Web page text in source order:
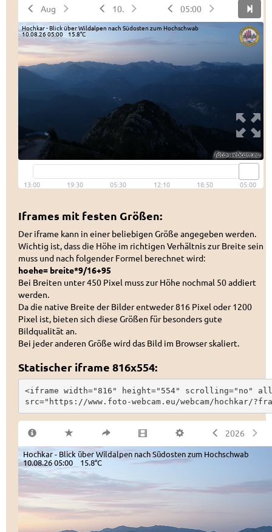
Iframes mit festen Größen:
Der iframe kann in einer beliebigen Größe angegeben werden.
Wichtig ist, dass die Höhe im richtigen Verhältnis zur Breite sein
muss und nach folgender Formel berechnet wird:
hoehe= breite*9/16+95
Bei Breiten unter 450 Pixel muss zur Höhe nochmal 50 addiert
werden.
Da die native Breite der Bilder entweder 816 Pixel oder 1200
Pixel ist, bieten sich diese Größen für besonders gute
Bildqualität an.
Bei jeder anderen Größe wird das Bild im Browser skaliert.
Statischer iframe 816x554:
<iframe width="816" height="554" scrolling="no"